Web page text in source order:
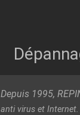
Depuis 1995,
anti virus et Internet.